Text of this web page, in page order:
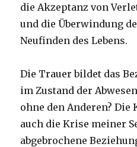
die Akzeptanz von
und die Überwindung
Neufinden des Lebens.
Die Trauer bildet das
im Zustand der
ohne den Anderen?
auch die Krise meiner
abgebrochene